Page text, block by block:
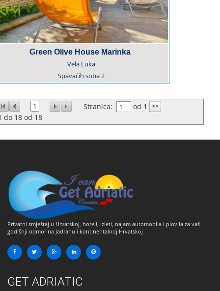
Green Olive House Marinka
Vela Luka
Spavaćih soba2
1 Stranica:
od 1
do 18 od 18
Privatni smještaj u Hrvatskoj, hoteli, izleti, najam automobila i plovila za vaš
godišnji odmor na Jadranu i kontinentalnoj Hrvatskoj
GET ADRIATIC